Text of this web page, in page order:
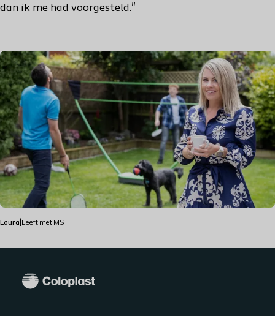
dan ik me had voorgesteld."
Laura Leeft met MS